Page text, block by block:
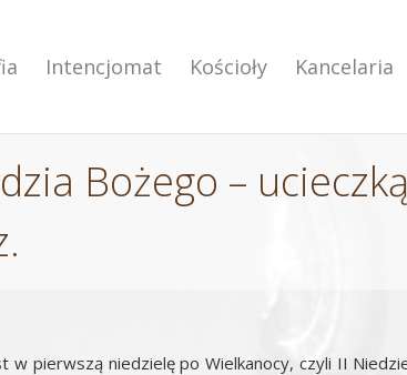
Intencjomat Kościoły Kancelaria
Bożego –
w pierwszą niedzielę po Wielkanocy, czyli II